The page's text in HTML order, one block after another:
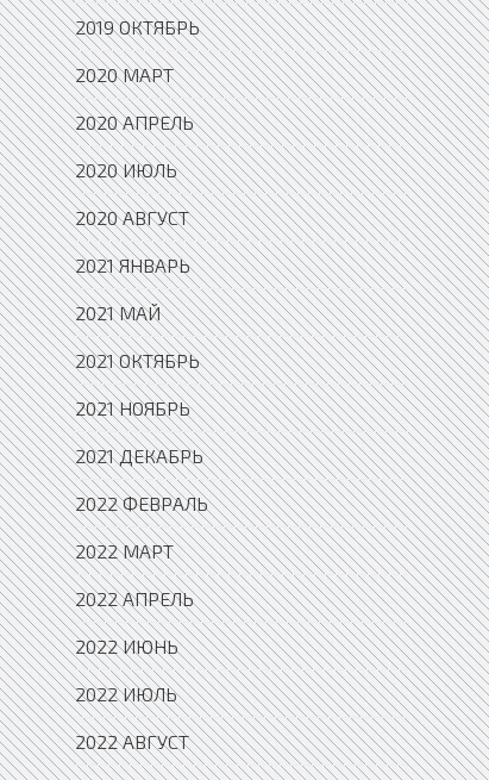
2019 ОКТЯБРЬ
2020 МАРТ
2020 АПРЕЛЬ
2020 ИЮЛЬ
2020 АВГУСТ
2021 ЯНВАРЬ
2021 МАЙ
2021 ОКТЯБРЬ
2021 НОЯБРЬ
2021 ДЕКАБРЬ
2022 ФЕВРАЛЬ
2022 МАРТ
2022 АПРЕЛЬ
2022 ИЮНЬ
2022 ИЮЛЬ
2022 АВГУСТ